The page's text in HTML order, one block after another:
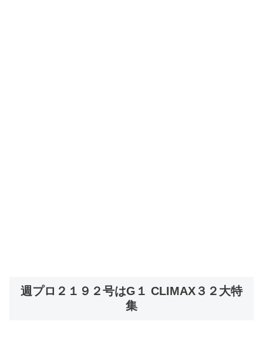
週プロ２１９２号はG１ CLIMAX３２大特
集